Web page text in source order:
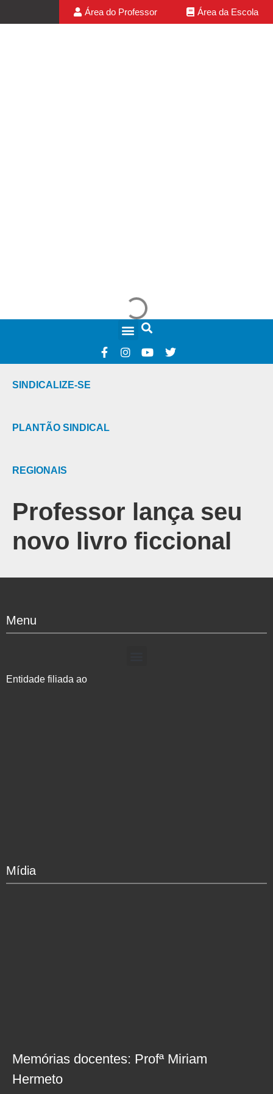
Área do Professor Área da Escola
SINDICALIZE-SE
PLANTÃO SINDICAL
REGIONAIS
Professor lança seu
novo livro ficcional
Menu
Entidade filiada ao
Mídia
Memórias docentes: Profª Miriam
Hermeto